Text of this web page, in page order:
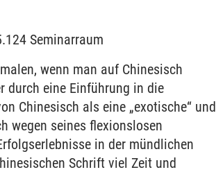
Seminarraum
wenn man auf Chinesisch
durch eine Einführung in die
Chinesisch als eine „exotische“ und
wegen seines flexionslosen
in der mündlichen
Schrift viel Zeit und